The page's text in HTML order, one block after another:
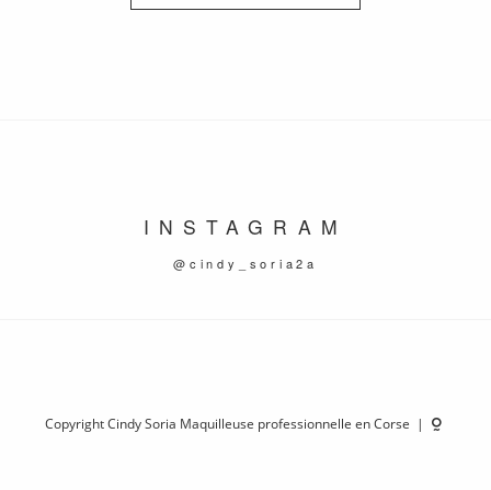
INSTAGRAM
@cindy_soria2a
Copyright Cindy Soria Maquilleuse professionnelle en Corse |